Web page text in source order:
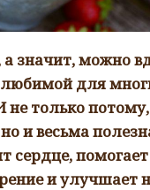
значит, можно
для
только
и весьма
сердце,
и улучшает